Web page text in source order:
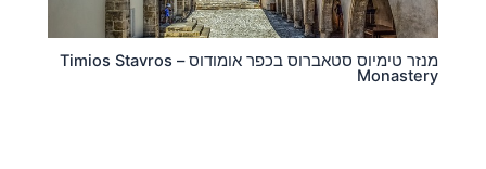
מנזר טימיוס סטאברוס בכפר אומודוס – Timios Stavros
Monastery